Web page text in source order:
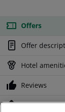
Offers
Offer
Hotel
Reviews
Location